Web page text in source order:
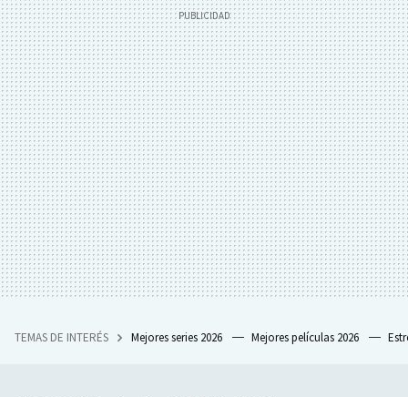
TEMAS DE INTERÉS Mejores series 2026 Mejores películas 2026